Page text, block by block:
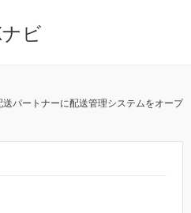
ビ
パートナーに配送管理システムをオープ